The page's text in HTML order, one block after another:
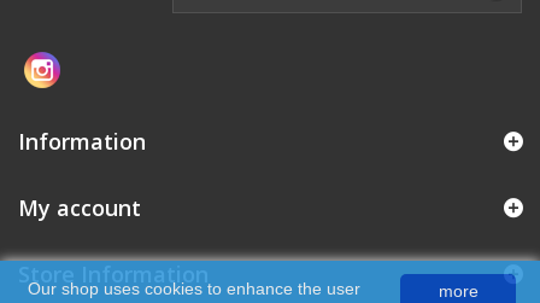
Information
My account
Our shop uses cookies to enhance the user
more